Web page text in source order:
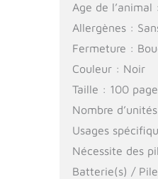
Age de l’animal
Allergènes :
Fermeture :
Couleur : Noir
Taille : 100
Nombre
Usages
Nécessite des
Batterie(s) /